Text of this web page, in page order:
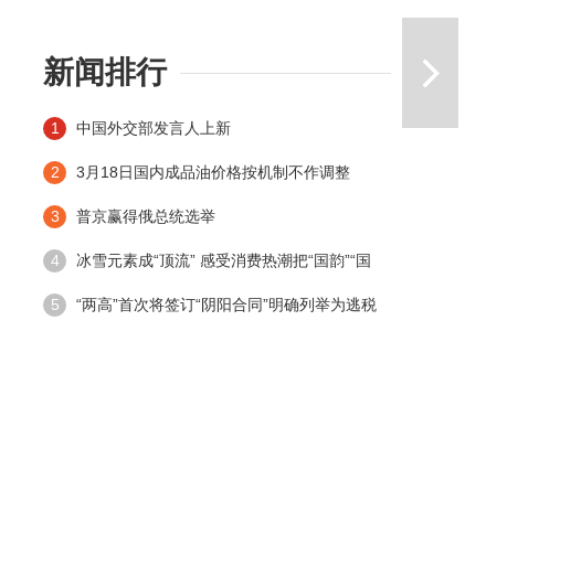
新闻排行
1 中国外交部发言人上新
2 3月18日国内成品油价格按机制不作调整
3 普京赢得俄总统选举
4 冰雪元素成“顶流” 感受消费热潮把“国韵”“国
潮”带回家
5 “两高”首次将签订“阴阳合同”明确列举为逃税